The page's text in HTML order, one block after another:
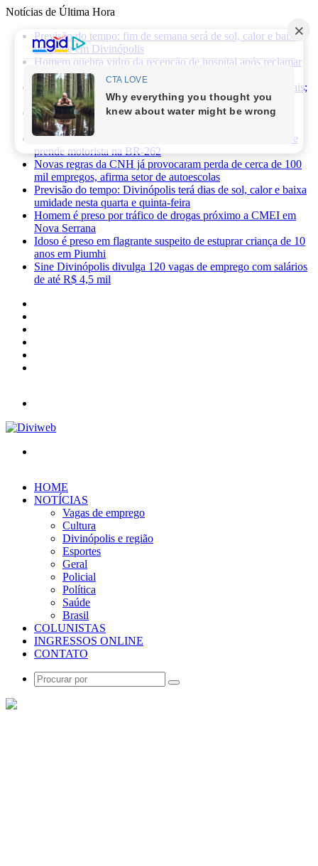
Notícias de Última Hora
Previsão do tempo: fim de semana será de sol, calor e baixa
umidade em Divinópolis
Homem quebra vidro da recepção de hospital após reclamar
de atendimento em Itaúna
Ciclone-bomba provoca alerta de vendaval em Minas Gerais;
veja os impactos previstos para Divinópolis
Homem morre após sofrer choque elétrico e cair de oito
metros durante manutenção em academia
PRF apreende 75 mil maços de cigarros contrabandeados e
prende motorista na BR-262
Novas regras da CNH já provocaram perda de cerca de 100
mil empregos, afirma setor de autoescolas
Previsão do tempo: Divinópolis terá dias de sol, calor e baixa
umidade nesta quarta e quinta-feira
Homem é preso por tráfico de drogas próximo a CMEI em
Nova Serrana
Idoso é preso em flagrante suspeito de estuprar criança de 10
anos em Piumhi
Sine Divinópolis divulga 120 vagas de emprego com salários
de até R$ 4,5 mil
HOME
NOTÍCIAS
Vagas de emprego
Cultura
Divinópolis e região
Esportes
Geral
Policial
Política
Saúde
Brasil
COLUNISTAS
INGRESSOS ONLINE
CONTATO
Procurar